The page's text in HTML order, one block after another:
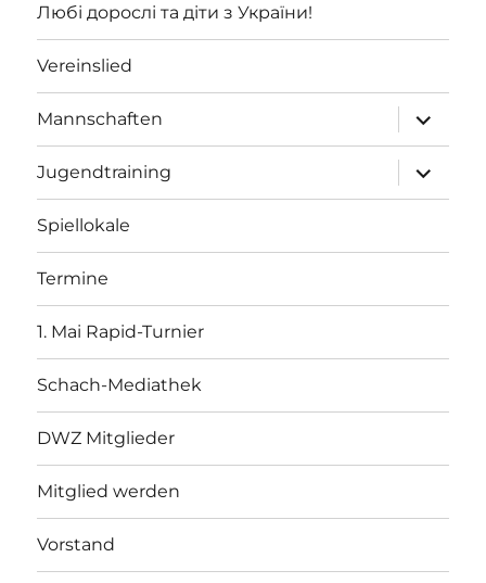
Любі дорослі та діти з України!
Vereinslied
Mannschaften
öffnen
Jugendtraining
öffnen
Spiellokale
Termine
1. Mai Rapid-Turnier
Schach-Mediathek
DWZ Mitglieder
Mitglied werden
Vorstand